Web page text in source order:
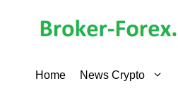
Home News Crypto